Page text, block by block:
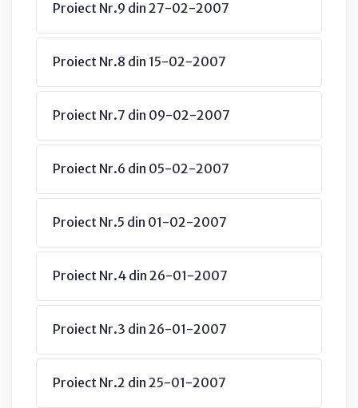
Proiect Nr.9 din 27-02-2007
Proiect Nr.8 din 15-02-2007
Proiect Nr.7 din 09-02-2007
Proiect Nr.6 din 05-02-2007
Proiect Nr.5 din 01-02-2007
Proiect Nr.4 din 26-01-2007
Proiect Nr.3 din 26-01-2007
Proiect Nr.2 din 25-01-2007